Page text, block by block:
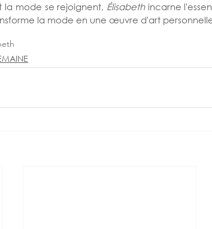
la mode se rejoignent, Élisabeth incarne
la mode en une œuvre d'art